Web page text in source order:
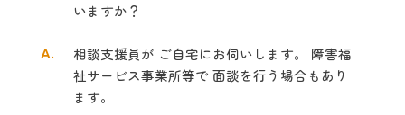
いますか？
A.
相談支援員が ご自宅にお伺いします。 障害福
祉サービス事業所等で 面談を行う場合もあり
ます。